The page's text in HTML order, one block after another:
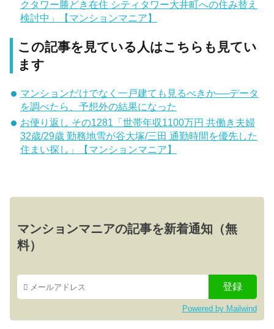
クタワー勝どき在住 シティタワー大井町への住み替え
検討中」【マンションマニア】
この記事を見ている人はこちらも見てい
ます
マンションだけでなく一戸建ても見るべきか──データ
を調べたら、予想外の結果になった
お便り返し その1281「世帯年収1100万円 共働き夫婦
32歳/29歳 勤務地雪が谷大塚/三田 通勤時間を優先した
住まい探し」【マンションマニア】
マンションマニアの記事を新着通知（無
料）
Powered by Mailwind